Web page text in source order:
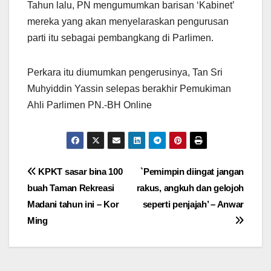
Tahun lalu, PN mengumumkan barisan ‘Kabinet’
mereka yang akan menyelaraskan pengurusan
parti itu sebagai pembangkang di Parlimen.
Perkara itu diumumkan pengerusinya, Tan Sri
Muhyiddin Yassin selepas berakhir Pemukiman
Ahli Parlimen PN.-BH Online
Post
navigation
`Pemimpin diingat jangan
rakus, angkuh dan gelojoh
seperti penjajah’ – Anwar
KPKT sasar bina 100
buah Taman Rekreasi
Madani tahun ini – Kor
Ming